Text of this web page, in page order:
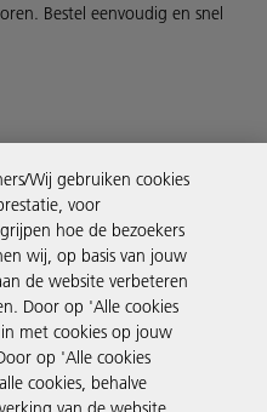
Bestel eenvoudig en snel
Wij gebruiken cookies
voor
hoe de bezoekers
wij, op basis van jouw
de website verbeteren
Door op 'Alle cookies
met cookies op jouw
op 'Alle cookies
cookies, behalve